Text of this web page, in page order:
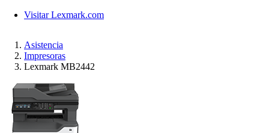
Visitar Lexmark.com
Asistencia
Impresoras
Lexmark MB2442